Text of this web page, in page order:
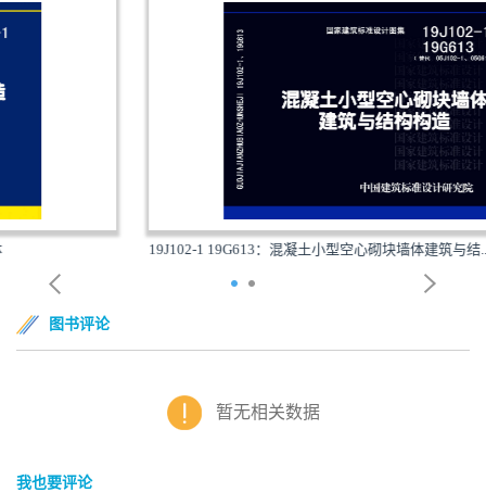
19J102-1 19G613：混凝土小型空心砌块墙体建筑与结...
图书评论
暂无相关数据
我也要评论